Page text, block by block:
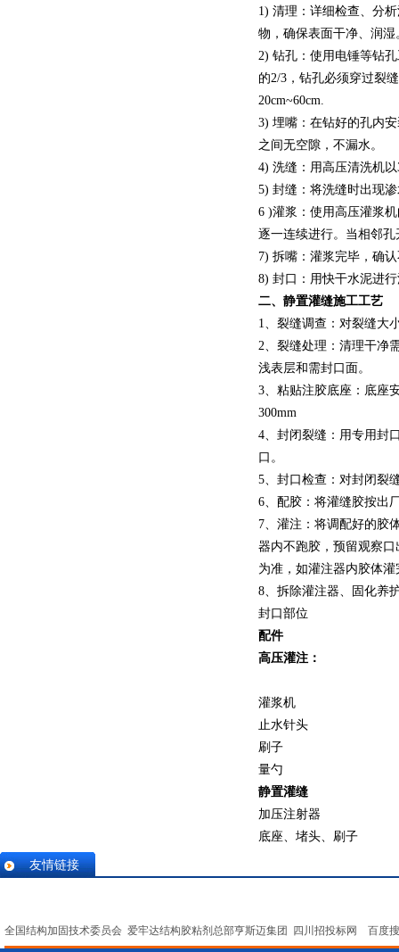
1) 清理：详细检查、分
物，确保表面干净、润湿
2) 钻孔：使用电锤等钻
的2/3，钻孔必须穿过裂
20cm~60cm.
3) 埋嘴：在钻好的孔内
之间无空隙，不漏水。
4) 洗缝：用高压清洗机
5) 封缝：将洗缝时出现
6 )灌浆：使用高压灌浆
逐一连续进行。当相邻
7) 拆嘴：灌浆完毕，确
8) 封口：用快干水泥进
二、静置灌缝施工工艺
1、裂缝调查：对裂缝大
2、裂缝处理：清理干净
浅表层和需封口面。
3、粘贴注胶底座：底座
300mm
4、封闭裂缝：用专用封
口。
5、封口检查：对封闭裂
6、配胶：将灌缝胶按出
7、灌注：将调配好的胶
器内不跑胶，预留观察口
为准，如灌注器内胶体
8、拆除灌注器、固化养
封口部位
配件
高压灌注：
灌浆机
止水针头
刷子
量勺
静置灌缝
加压注射器
底座、堵头、刷子
友情链接
全国结构加固技术委员会 爱牢达结构胶粘剂总部亨斯迈集团 四川招投标网 百度